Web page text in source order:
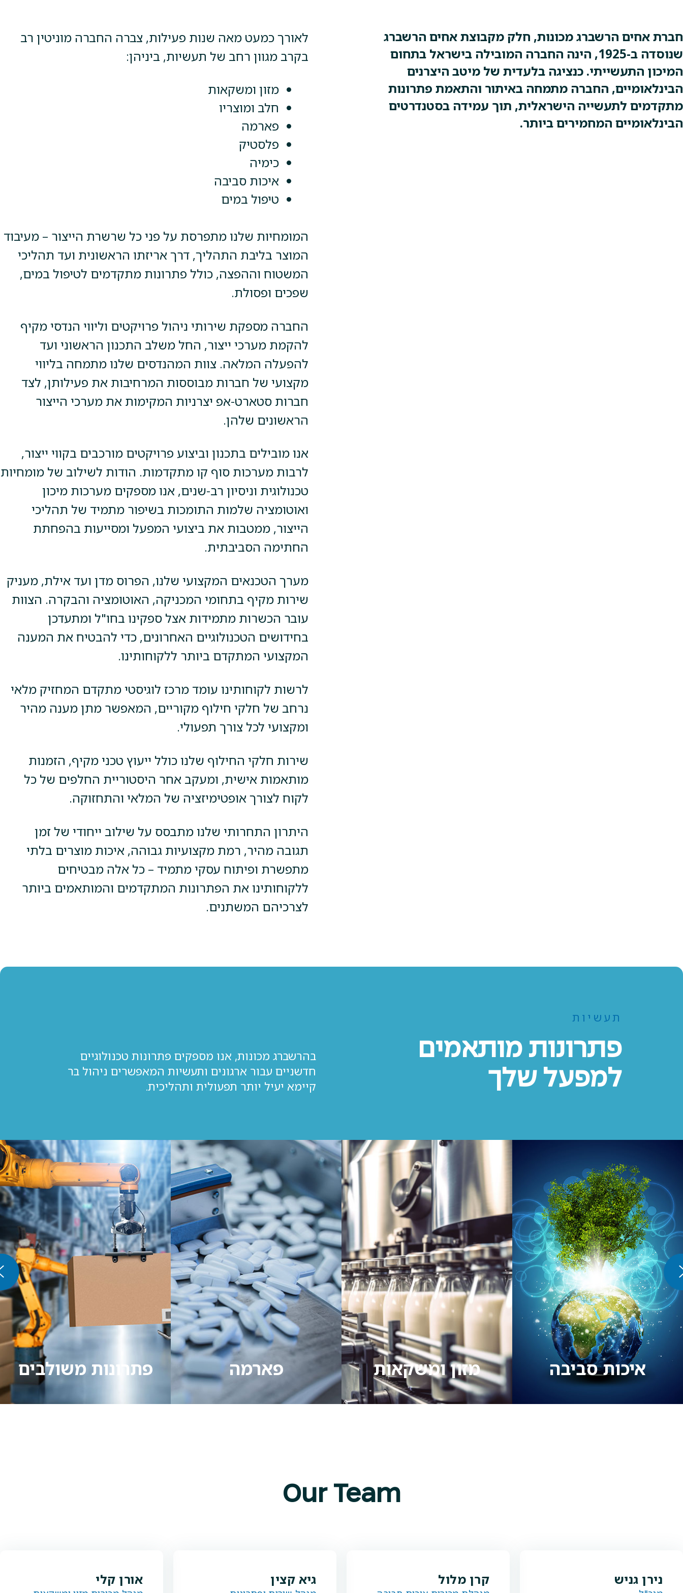
חברת אחים הרשברג מכונות, חלק מקבוצת אחים הרשברג
שנוסדה ב-1925, הינה החברה המובילה בישראל בתחום
המיכון התעשייתי. כנציגה בלעדית של מיטב היצרנים
הבינלאומיים, החברה מתמחה באיתור והתאמת פתרונות
מתקדמים לתעשייה הישראלית, תוך עמידה בסטנדרטים
הבינלאומיים המחמירים ביותר.
לאורך כמעט מאה שנות פעילות, צברה החברה מוניטין רב
בקרב מגוון רחב של תעשיות, ביניהן:
מזון ומשקאות
חלב ומוצריו
פארמה
פלסטיק
כימיה
איכות סביבה
טיפול במים
המומחיות שלנו מתפרסת על פני כל שרשרת הייצור – מעיבוד
המוצר בליבת התהליך, דרך אריזתו הראשונית ועד תהליכי
המשטוח וההפצה, כולל פתרונות מתקדמים לטיפול במים,
שפכים ופסולת.
החברה מספקת שירותי ניהול פרויקטים וליווי הנדסי מקיף
להקמת מערכי ייצור, החל משלב התכנון הראשוני ועד
להפעלה המלאה. צוות המהנדסים שלנו מתמחה בליווי
מקצועי של חברות מבוססות המרחיבות את פעילותן, לצד
חברות סטארט-אפ יצרניות המקימות את מערכי הייצור
הראשונים שלהן.
אנו מובילים בתכנון וביצוע פרויקטים מורכבים בקווי ייצור,
לרבות מערכות סוף קו מתקדמות. הודות לשילוב של מומחיות
טכנולוגית וניסיון רב-שנים, אנו מספקים מערכות מיכון
ואוטומציה שלמות התומכות בשיפור מתמיד של תהליכי
הייצור, ממטבות את ביצועי המפעל ומסייעות בהפחתת
החתימה הסביבתית.
מערך הטכנאים המקצועי שלנו, הפרוס מדן ועד אילת, מעניק
שירות מקיף בתחומי המכניקה, האוטומציה והבקרה. הצוות
עובר הכשרות מתמידות אצל ספקינו בחו"ל ומתעדכן
בחידושים הטכנולוגיים האחרונים, כדי להבטיח את המענה
המקצועי המתקדם ביותר ללקוחותינו.
לרשות לקוחותינו עומד מרכז לוגיסטי מתקדם המחזיק מלאי
נרחב של חלקי חילוף מקוריים, המאפשר מתן מענה מהיר
ומקצועי לכל צורך תפעולי.
שירות חלקי החילוף שלנו כולל ייעוץ טכני מקיף, הזמנות
מותאמות אישית, ומעקב אחר היסטוריית החלפים של כל
לקוח לצורך אופטימיזציה של המלאי והתחזוקה.
היתרון התחרותי שלנו מתבסס על שילוב ייחודי של זמן
תגובה מהיר, רמת מקצועיות גבוהה, איכות מוצרים בלתי
מתפשרת ופיתוח עסקי מתמיד – כל אלה מבטיחים
ללקוחותינו את הפתרונות המתקדמים והמותאמים ביותר
לצרכיהם המשתנים.
תעשיות
פתרונות מותאמים
למפעל שלך
בהרשברג מכונות, אנו מספקים פתרונות טכנולוגיים
חדשניים עבור ארגונים ותעשיות המאפשרים ניהול בר
קיימא יעיל יותר תפעולית ותהליכית.
איכות סביבה מזון ומשקאות פארמה פתרונות משולבים
Our Team
נירן גניש קרן מלול גיא קצין אורן קלי